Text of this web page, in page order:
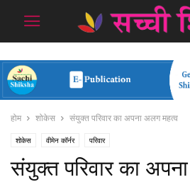
होम शोकेस संयुक्त परिवार का अपना अलग महत्व
शोकेस वीमेन कॉर्नर परिवार
संयुक्त परिवार का